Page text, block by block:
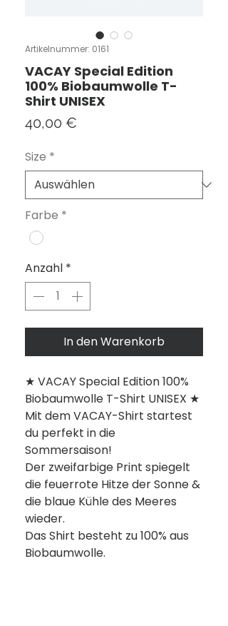
Artikelnummer: 0161
VACAY Special Edition
100% Biobaumwolle T-
Shirt UNISEX
40,00 €
Size *
Farbe *
Anzahl *
In den Warenkorb
★ VACAY Special Edition 100%
Biobaumwolle T-Shirt UNISEX ★
Mit dem VACAY-Shirt startest
du perfekt in die
Sommersaison!
Der zweifarbige Print spiegelt
die feuerrote Hitze der Sonne &
die blaue Kühle des Meeres
wieder.
Das Shirt besteht zu 100% aus
Biobaumwolle.